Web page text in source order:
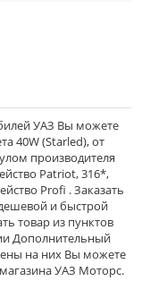
УАЗ Вы можете
40W (Starled), от
производителя
Patriot, 316*,
Profi . Заказать
и быстрой
товар из пунктов
Дополнительный
на них Вы можете
УАЗ Моторс.